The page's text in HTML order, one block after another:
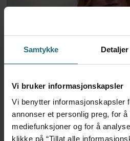
Samtykke Detaljer
Vi bruker informasjonskapsler
Vi benytter informasjonskapsler
annonser et personlig preg, for
mediefunksjoner og for å
klikke på “Tillat alle
Voldshendelser
Helse- og
rammes oftest